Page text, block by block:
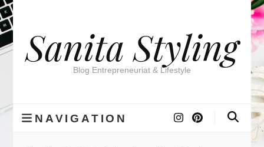
Sanita Styling
Blog Entrepreneuriat & Lifestyle
NAVIGATION